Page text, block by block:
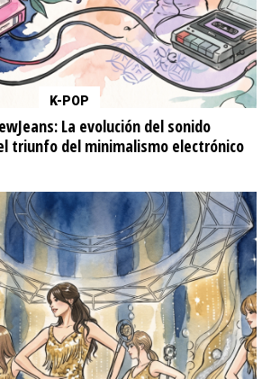
K-POP
La evolución del sonido
triunfo del minimalismo electrónico